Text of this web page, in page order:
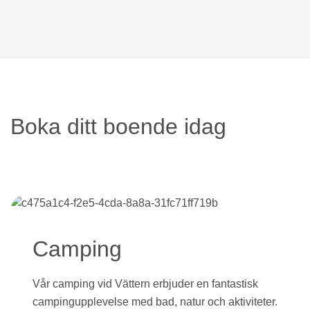
Boka ditt boende idag
Camping
Vår camping vid Vättern erbjuder en fantastisk
campingupplevelse med bad, natur och aktiviteter.